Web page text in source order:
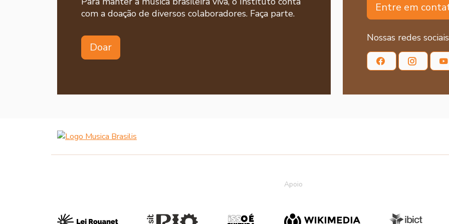
com a doação de diversos colaboradores. Faça parte.
Doar
Entre em
Nossas redes sociais
Apoio